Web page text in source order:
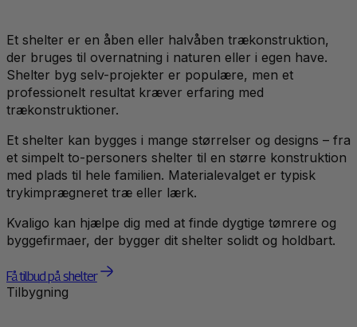
Et shelter er en åben eller halvåben trækonstruktion,
der bruges til overnatning i naturen eller i egen have.
Shelter byg selv-projekter er populære, men et
professionelt resultat kræver erfaring med
trækonstruktioner.
Et shelter kan bygges i mange størrelser og designs – fra
et simpelt to-personers shelter til en større konstruktion
med plads til hele familien. Materialevalget er typisk
trykimprægneret træ eller lærk.
Kvaligo kan hjælpe dig med at finde dygtige tømrere og
byggefirmaer, der bygger dit shelter solidt og holdbart.
Få tilbud på shelter
Tilbygning